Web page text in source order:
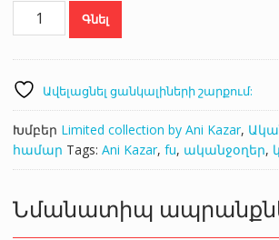
Kazar
902628
Գնել
Ավելացնել ցանկալիների շարքում:
Խմբեր Limited collection by Ani Kazar,
համար Tags: Ani Kazar, fu, ականջօղեր,
Նմանատիպ